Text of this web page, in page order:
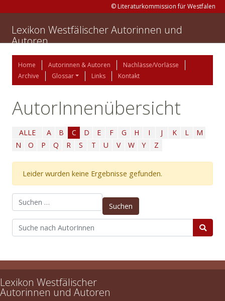
© Literaturkommission für Westfalen
Lexikon Westfälischer Autorinnen und
Autoren
Home Autorinnen & Autoren
Nachlässe/Vorlässe
Archive
Glossar Links Kontakt
AutorInnenübersicht
ALLE A B C D E F G H I J K L
M
N
O P Q R S T U V W Y Z
Leider wurden keine Ergebnisse gefunden.
Suchen nach:
Lexikon Westfälischer
Autorinnen und Autoren